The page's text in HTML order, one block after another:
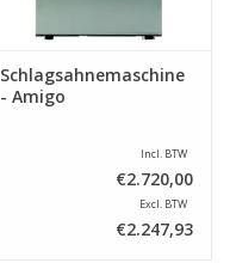
Schlagsahnemaschine
- Amigo
Incl. BTW
€2.720,00
Excl. BTW
€2.247,93